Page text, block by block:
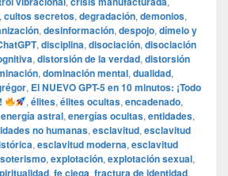
, cultos secretos, degradación, demonios,
, desinformación, despojo, dímelo y
, disciplina, disociación, disociación
, distorsión de la verdad, distorsión
, dominación mental, dualidad,
, El NUEVO GPT-5 en 10 minutos: ¡Todo
,élites,élites ocultas,encadenado,
energía astral, energías ocultas, entidades,
no humanas, esclavitud, esclavitud
, esclavitud moderna, esclavitud
, explotación, explotación sexual,
, fe ciega, fractura de identidad,